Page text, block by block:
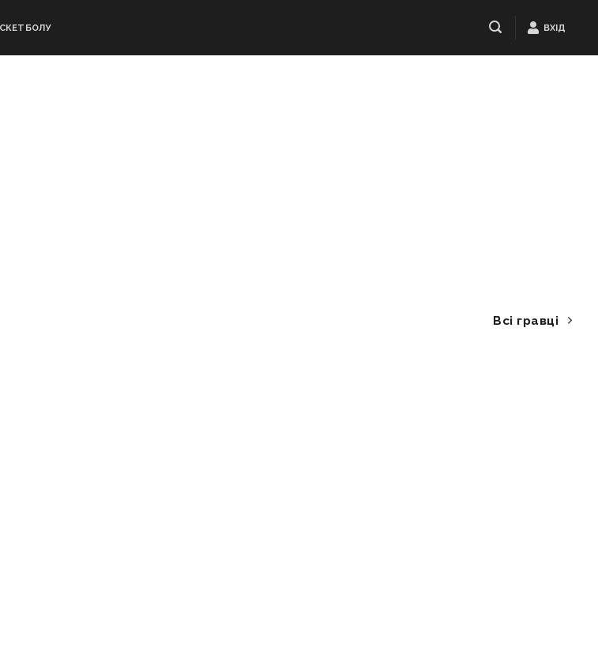
ВХІД
Всі гравці